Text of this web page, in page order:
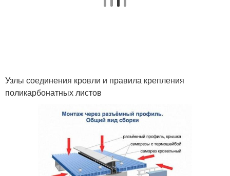
Узлы соединения кровли и правила крепления
поликарбонатных листов